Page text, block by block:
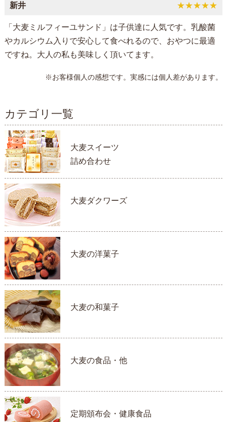
新井 ★★★★★
「大麦ミルフィーユサンド」は子供達に人気です。乳酸菌
やカルシウム入りで安心して食べれるので、おやつに最適
ですね。大人の私も美味しく頂いてます。
※お客様個人の感想です。実感には個人差があります。
カテゴリ一覧
大麦スイーツ
詰め合わせ
大麦ダクワーズ
大麦の洋菓子
大麦の和菓子
大麦の食品・他
定期頒布会・健康食品